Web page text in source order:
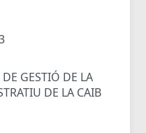
GESTIÓ DE LA
DE LA CAIB